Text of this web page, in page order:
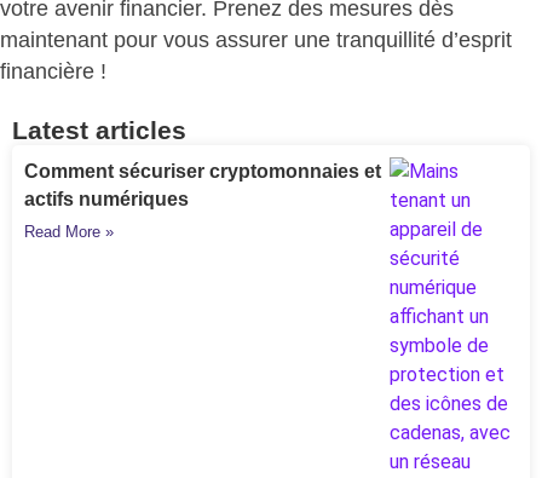
votre avenir financier. Prenez des mesures dès
maintenant pour vous assurer une tranquillité d’esprit
financière !
Latest articles
Comment sécuriser cryptomonnaies et
actifs numériques
Read More »